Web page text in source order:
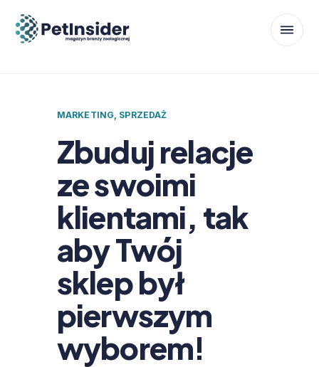
MARKETING, SPRZEDAŻ
Zbuduj relacje
ze swoimi
klientami, tak
aby Twój
sklep był
pierwszym
wyborem!